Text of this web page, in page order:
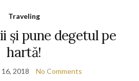
Traveling
și pune degetul pe
hartă!
2018 No Comments